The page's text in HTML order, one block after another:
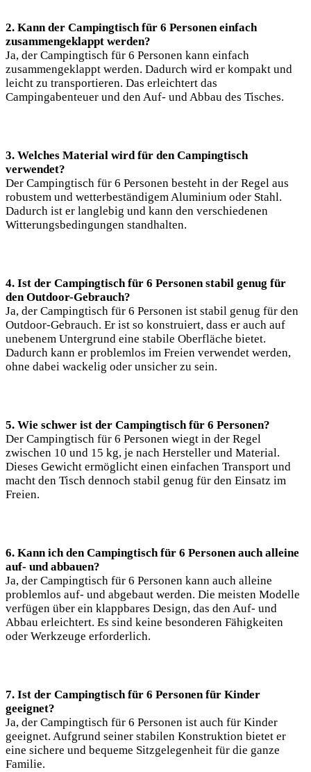
2. Kann der Campingtisch für 6 Personen einfach
zusammengeklappt werden?
Ja, der Campingtisch für 6 Personen kann einfach
zusammengeklappt werden. Dadurch wird er kompakt und
leicht zu transportieren. Das erleichtert das
Campingabenteuer und den Auf- und Abbau des Tisches.
3. Welches Material wird für den Campingtisch
verwendet?
Der Campingtisch für 6 Personen besteht in der Regel aus
robustem und wetterbeständigem Aluminium oder Stahl.
Dadurch ist er langlebig und kann den verschiedenen
Witterungsbedingungen standhalten.
4. Ist der Campingtisch für 6 Personen stabil genug für
den Outdoor-Gebrauch?
Ja, der Campingtisch für 6 Personen ist stabil genug für den
Outdoor-Gebrauch. Er ist so konstruiert, dass er auch auf
unebenem Untergrund eine stabile Oberfläche bietet.
Dadurch kann er problemlos im Freien verwendet werden,
ohne dabei wackelig oder unsicher zu sein.
5. Wie schwer ist der Campingtisch für 6 Personen?
Der Campingtisch für 6 Personen wiegt in der Regel
zwischen 10 und 15 kg, je nach Hersteller und Material.
Dieses Gewicht ermöglicht einen einfachen Transport und
macht den Tisch dennoch stabil genug für den Einsatz im
Freien.
6. Kann ich den Campingtisch für 6 Personen auch alleine
auf- und abbauen?
Ja, der Campingtisch für 6 Personen kann auch alleine
problemlos auf- und abgebaut werden. Die meisten Modelle
verfügen über ein klappbares Design, das den Auf- und
Abbau erleichtert. Es sind keine besonderen Fähigkeiten
oder Werkzeuge erforderlich.
7. Ist der Campingtisch für 6 Personen für Kinder
geeignet?
Ja, der Campingtisch für 6 Personen ist auch für Kinder
geeignet. Aufgrund seiner stabilen Konstruktion bietet er
eine sichere und bequeme Sitzgelegenheit für die ganze
Familie.